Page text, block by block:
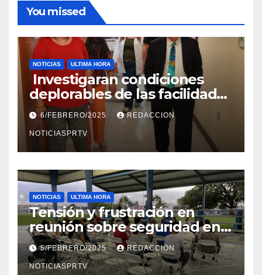
You missed
NOTICIAS ULTIMA HORA
Investigaran condiciones
deplorables de las facilidades
el Departamento de la Salud
en Mayagüez
6/FEBRERO/2025 REDACCION
NOTICIASPRTV
NOTICIAS ULTIMA HORA
Tensión y frustración en
reunión sobre seguridad en
Reparto Metropolitano
5/FEBRERO/2025 REDACCION
NOTICIASPRTV